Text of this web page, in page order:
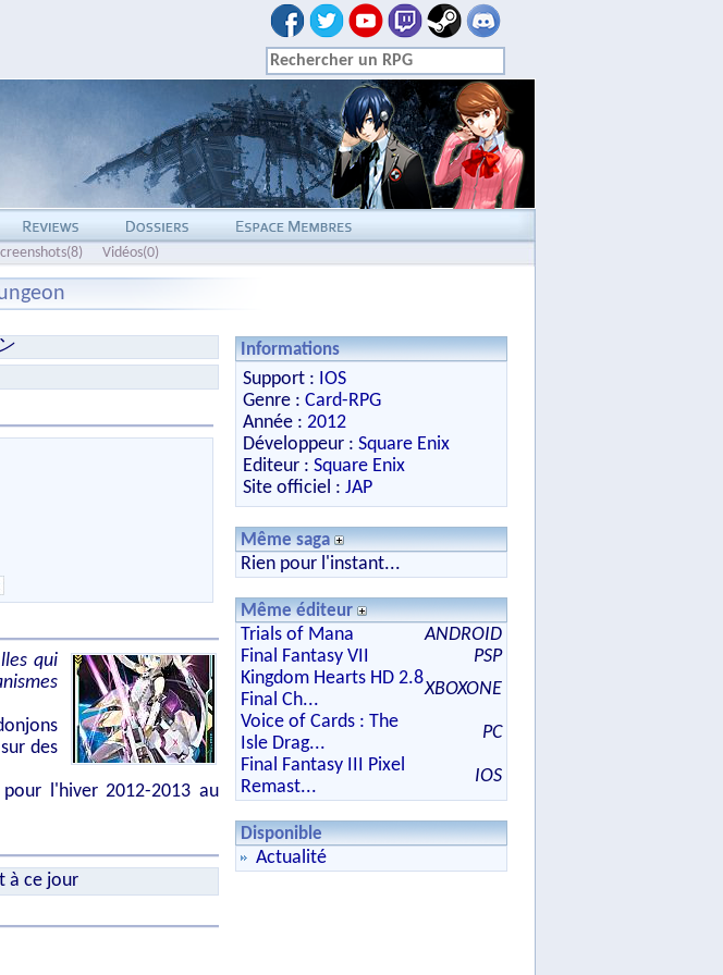
Vidéos(0)
qui
des
l'hiver 2012-2013 au
à ce jour
Informations
Support : IOS
Genre : Card-RPG
Année : 2012
Développeur : Square Enix
Editeur : Square Enix
Site officiel : JAP
Même saga
Rien pour l'instant...
Même éditeur
Trials of Mana
ANDROID
Final Fantasy VII
PSP
Kingdom Hearts HD 2.8
Final Ch...
XBOXONE
Voice of Cards : The
Isle Drag...
PC
Final Fantasy III Pixel
Remast...
IOS
Disponible
Actualité